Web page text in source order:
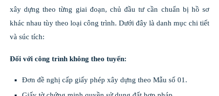
xây dựng theo từng giai đoạn, chủ đầu tư cần chuẩn bị hồ sơ
khác nhau tùy theo loại công trình. Dưới đây là danh mục chi tiết
và súc tích:
Đối với công trình không theo tuyến:
Đơn đề nghị cấp giấy phép xây dựng theo Mẫu số 01.